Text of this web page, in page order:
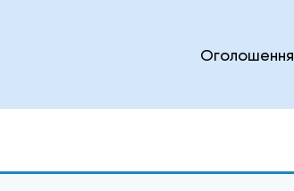
Оголошення